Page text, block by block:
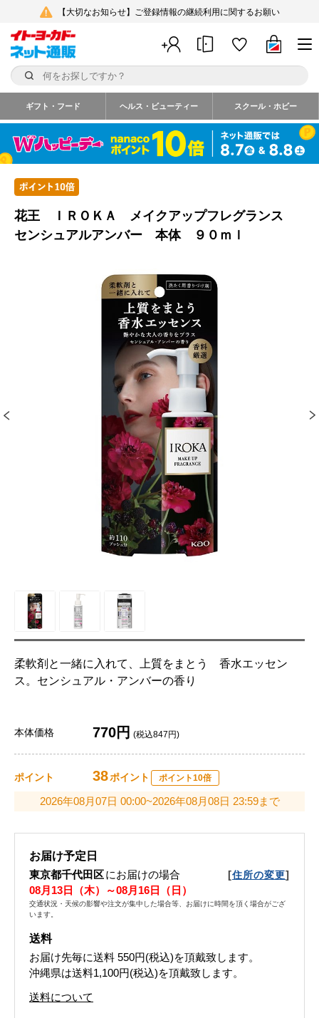
【大切なお知らせ】ご登録情報の継続利用に関するお願い
ギフト・フード ヘルス・ビューティー スクール・ホビー
花王 ＩＲＯＫＡ メイクアップフレグランス
センシュアルアンバー 本体 ９０ｍｌ
柔軟剤と一緒に入れて、上質をまとう 香水エッセン
ス。センシュアル・アンバーの香り
本体価格 770円 (税込847円)
ポイント 38ポイント ポイント10倍
2026年08月07日 00:00~2026年08月08日 23:59まで
お届け予定日
東京都千代田区にお届けの場合 [住所の変更]
08月13日（木）～08月16日（日）
交通状況・天候の影響や注文が集中した場合等、お届けに時間を頂く場合がござ
います。
送料
お届け先毎に送料 550円(税込)を頂戴致します。
沖縄県は送料1,100円(税込)を頂戴致します。
送料について